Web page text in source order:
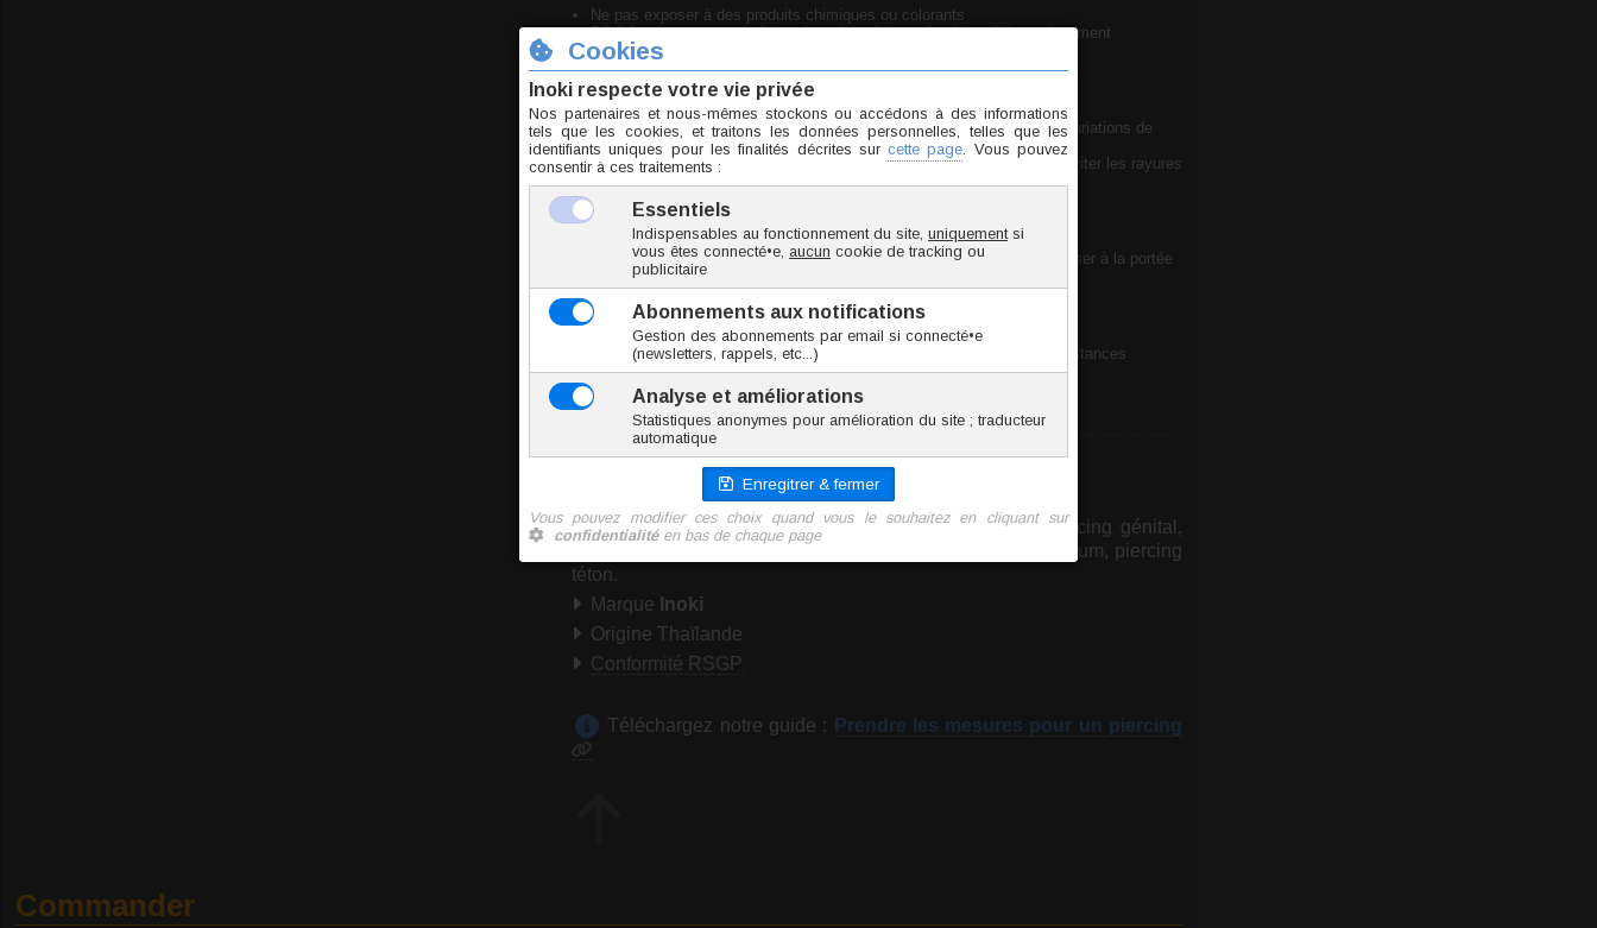
Ne pas exposer à des produits chimiques ou colorants
Désinfecter avec un produit antiseptique à base de chlorexidine uniquement
Nettoyer correctement avant stockage
Recommandations de stockage :
Conserver dans un endroit propre et sec, à l'abri de la lumière et des variations de
températures
Conserver dans une boite à bijoux ou dans une pochette douce pour éviter les rayures
et limiter le contact avec d'autres objets métalliques
Mise en garde de sécurité :
Ce bijou présente des petites pièces pouvant être avalées, ne pas laisser à la portée
des enfants
Déclaration de conformité :
Bijou conforme aux normes de sécurité en vigueur concernant les substances
dangereuses et respectant les exigences de la règlementation REACH
Titane grade 23 6AL-4V ELI (ASTM F136)
Pierre naturelle garantie
Pierre naturelle
Utilisable pour : piercing arcade, piercing cartilage, piercing génital,
piercing lèvre, piercing nombril, piercing lobe, piercing septum, piercing
téton.
Marque Inoki
Origine Thaïlande
Conformité RSGP
Téléchargez notre guide : Prendre les mesures pour un piercing
Commander